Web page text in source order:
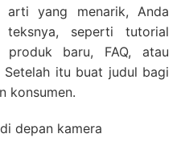
arti yang menarik, Anda
seperti tutorial
produk baru, FAQ, atau
Setelah itu buat judul bagi
konsumen.
depan kamera